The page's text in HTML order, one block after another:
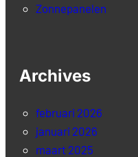
Zonnepanelen
Archives
februari 2026
januari 2026
maart 2025